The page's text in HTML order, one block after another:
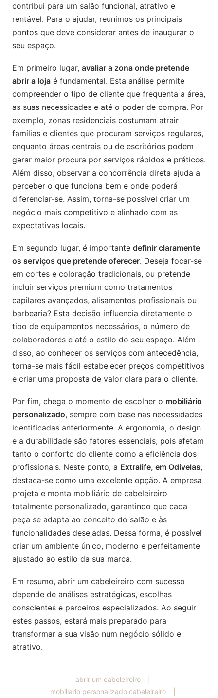
contribui para um salão funcional, atrativo e
rentável. Para o ajudar, reunimos os principais
pontos que deve considerar antes de inaugurar o
seu espaço.
Em primeiro lugar, avaliar a zona onde pretende
abrir a loja é fundamental. Esta análise permite
compreender o tipo de cliente que frequenta a área,
as suas necessidades e até o poder de compra. Por
exemplo, zonas residenciais costumam atrair
famílias e clientes que procuram serviços regulares,
enquanto áreas centrais ou de escritórios podem
gerar maior procura por serviços rápidos e práticos.
Além disso, observar a concorrência direta ajuda a
perceber o que funciona bem e onde poderá
diferenciar-se. Assim, torna-se possível criar um
negócio mais competitivo e alinhado com as
expectativas locais.
Em segundo lugar, é importante definir claramente
os serviços que pretende oferecer. Deseja focar-se
em cortes e coloração tradicionais, ou pretende
incluir serviços premium como tratamentos
capilares avançados, alisamentos profissionais ou
barbearia? Esta decisão influencia diretamente o
tipo de equipamentos necessários, o número de
colaboradores e até o estilo do seu espaço. Além
disso, ao conhecer os serviços com antecedência,
torna-se mais fácil estabelecer preços competitivos
e criar uma proposta de valor clara para o cliente.
Por fim, chega o momento de escolher o mobiliário
personalizado, sempre com base nas necessidades
identificadas anteriormente. A ergonomia, o design
e a durabilidade são fatores essenciais, pois afetam
tanto o conforto do cliente como a eficiência dos
profissionais. Neste ponto, a Extralife, em Odivelas,
destaca-se como uma excelente opção. A empresa
projeta e monta mobiliário de cabeleireiro
totalmente personalizado, garantindo que cada
peça se adapta ao conceito do salão e às
funcionalidades desejadas. Dessa forma, é possível
criar um ambiente único, moderno e perfeitamente
ajustado ao estilo da sua marca.
Em resumo, abrir um cabeleireiro com sucesso
depende de análises estratégicas, escolhas
conscientes e parceiros especializados. Ao seguir
estes passos, estará mais preparado para
transformar a sua visão num negócio sólido e
atrativo.
abrir um cabeleireiro
mobiliario personalizado cabeleireiro